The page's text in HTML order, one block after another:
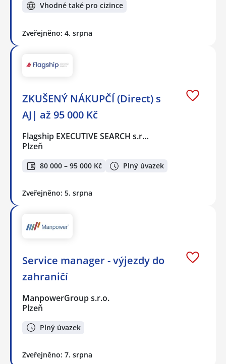
Vhodné také pro cizince
Zveřejněno: 4. srpna
ZKUŠENÝ NÁKUPČÍ (Direct) s
AJ| až 95 000 Kč
Flagship EXECUTIVE SEARCH s.r…
Plzeň
80 000 – 95 000 Kč Plný úvazek
Zveřejněno: 5. srpna
Service manager - výjezdy do
zahraničí
ManpowerGroup s.r.o.
Plzeň
Plný úvazek
Zveřejněno: 7. srpna